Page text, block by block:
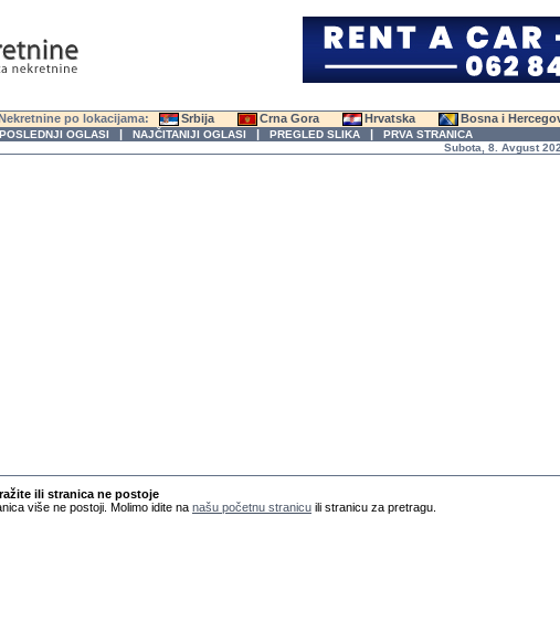
po lokacijama: Srbija Crna Gora Hrvatska Bosna i
POSLEDNJI OGLASI | NAJČITANIJI OGLASI | PREGLED SLIKA | PRVA STRANICA
Subota, 8. Avgust 2026.
ili stranica ne postoje
više ne postoji. Molimo idite na našu početnu stranicu ili stranicu za pretragu.